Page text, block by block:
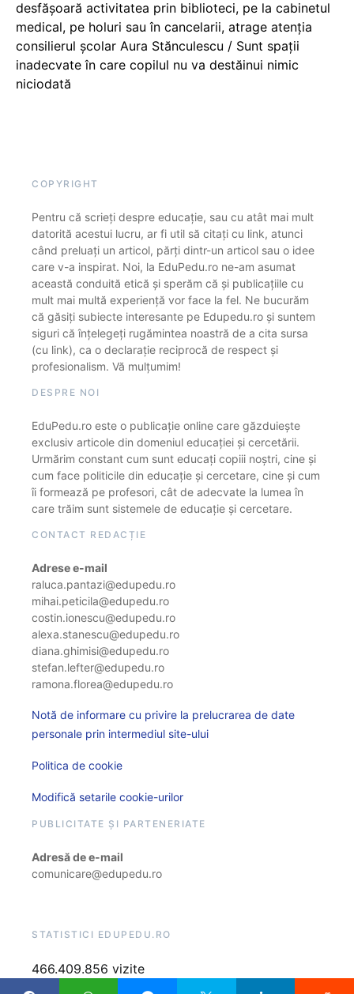
desfășoară activitatea prin biblioteci, pe la cabinetul
medical, pe holuri sau în cancelarii, atrage atenția
consilierul școlar Aura Stănculescu / Sunt spații
inadecvate în care copilul nu va destăinui nimic
niciodată
COPYRIGHT
Pentru că scrieți despre educație, sau cu atât mai mult
datorită acestui lucru, ar fi util să citați cu link, atunci
când preluați un articol, părți dintr-un articol sau o idee
care v-a inspirat. Noi, la EduPedu.ro ne-am asumat
această conduită etică și sperăm că și publicațiile cu
mult mai multă experiență vor face la fel. Ne bucurăm
că găsiți subiecte interesante pe Edupedu.ro și suntem
siguri că înțelegeți rugămintea noastră de a cita sursa
(cu link), ca o declarație reciprocă de respect și
profesionalism. Vă mulțumim!
DESPRE NOI
EduPedu.ro este o publicație online care găzduiește
exclusiv articole din domeniul educației și cercetării.
Urmărim constant cum sunt educați copiii noștri, cine și
cum face politicile din educație și cercetare, cine și cum
îi formează pe profesori, cât de adecvate la lumea în
care trăim sunt sistemele de educație și cercetare.
CONTACT REDACȚIE
Adrese e-mail
raluca.pantazi@edupedu.ro
mihai.peticila@edupedu.ro
costin.ionescu@edupedu.ro
alexa.stanescu@edupedu.ro
diana.ghimisi@edupedu.ro
stefan.lefter@edupedu.ro
ramona.florea@edupedu.ro
Notă de informare cu privire la prelucrarea de date
personale prin intermediul site-ului
Politica de cookie
Modifică setarile cookie-urilor
PUBLICITATE ȘI PARTENERIATE
Adresă de e-mail
comunicare@edupedu.ro
STATISTICI EDUPEDU.RO
466.409.856 vizite